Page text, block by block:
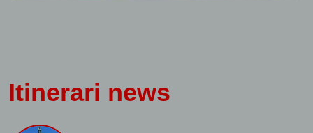
Itinerari news